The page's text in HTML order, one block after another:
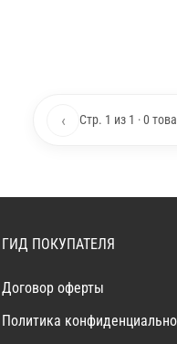
‹ Стр. 1 из 1 · 0
ГИД ПОКУПАТЕЛЯ
Договор оферты
Политика